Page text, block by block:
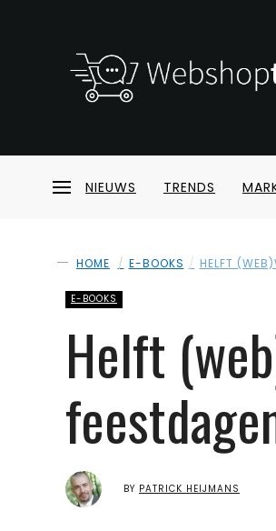
NIEUWS TRENDS
HOME E-BOOKS HELFT
E-BOOKS
Helft
BY PATRICK HEIJMANS